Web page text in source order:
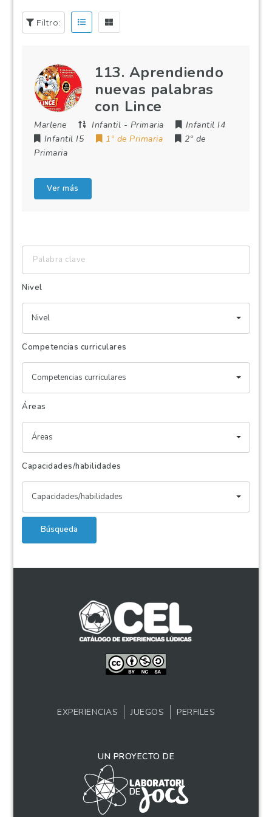
Filtro:
113. Aprendiendo
nuevas palabras
con Lince
Marlene Infantil - Primaria
Infantil I4
Infantil I5
1º de Primaria
2º de
Primaria
Ver más
clave
Nivel
Nivel
Competencias curriculares
Competencias curriculares
Áreas
Áreas
Capacidades/habilidades
Capacidades/habilidades
Búsqueda
EXPERIENCIAS JUEGOS PERFILES
UN PROYECTO DE